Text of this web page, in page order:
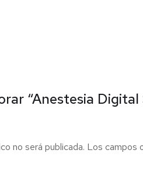
“Anestesia
no será publicada. Los campos